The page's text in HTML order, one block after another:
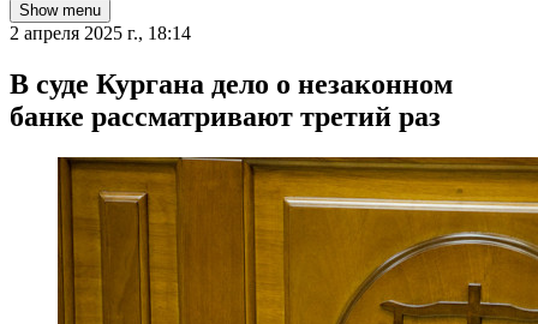
Show menu
2 апреля 2025 г., 18:14
В суде Кургана дело о незаконном
банке рассматривают третий раз